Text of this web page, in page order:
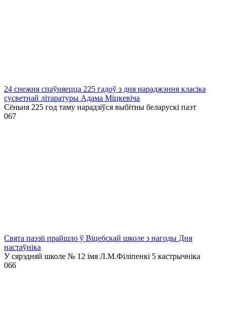
24 снежня спаўняецца 225 гадоў з дня нараджэння класіка
сусветнай літаратуры Адама Міцкевіча
Сёньня 225 год таму нарадзіўся выбітны беларускі паэт
067
Свята паэзіі прайшло ў Віцебскай школе з нагоды Дня
настаўніка
У сярэдняй школе № 12 імя Л.М.Філіпенкі 5 кастрычніка
066